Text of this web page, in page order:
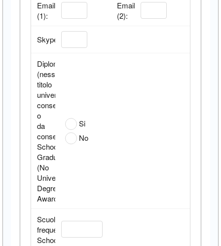
Email
(1):
Email
(2):
Skype:
Diplomato
(nessun
titolo
universitario
conseguito
o
da
conseguire)/High
School
Graduate
(No
University
Degree
Awarded)
Si
No
Scuola
frequentata/Attended
School